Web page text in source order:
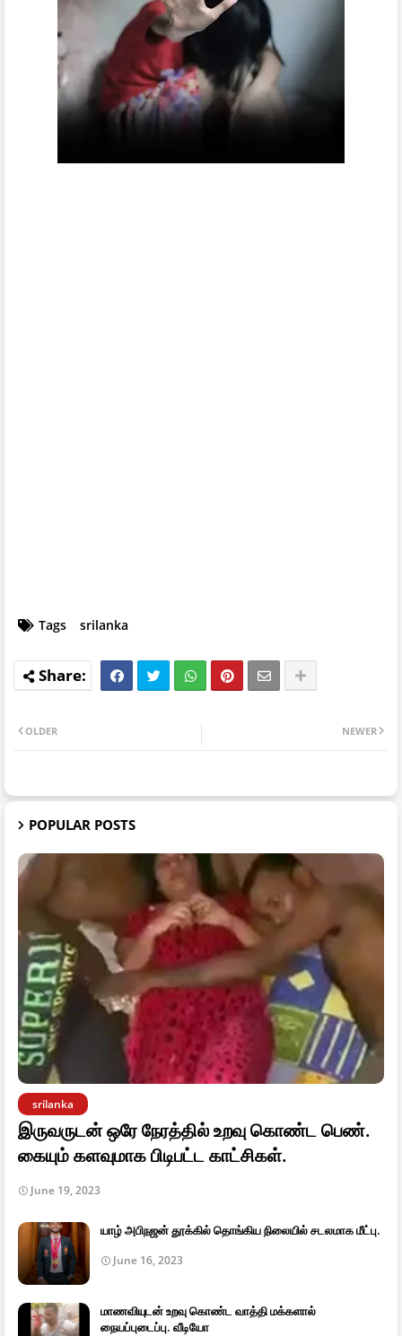
Tags srilanka
NEWER
OLDER
POPULAR POSTS
srilanka
இருவருடன் ஒரே நேரத்தில் உறவு கொண்ட பெண்.
கையும் களவுமாக பிடிபட்ட காட்சிகள்.
June 19, 2023
யாழ் அபிநஜன் தூக்கில் தொங்கிய நிலையில் சடலமாக மீட்பு.
June 16, 2023
மாணவியுடன் உறவு கொண்ட வாத்தி மக்களால்
நையப்புடைப்பு. வீடியோ